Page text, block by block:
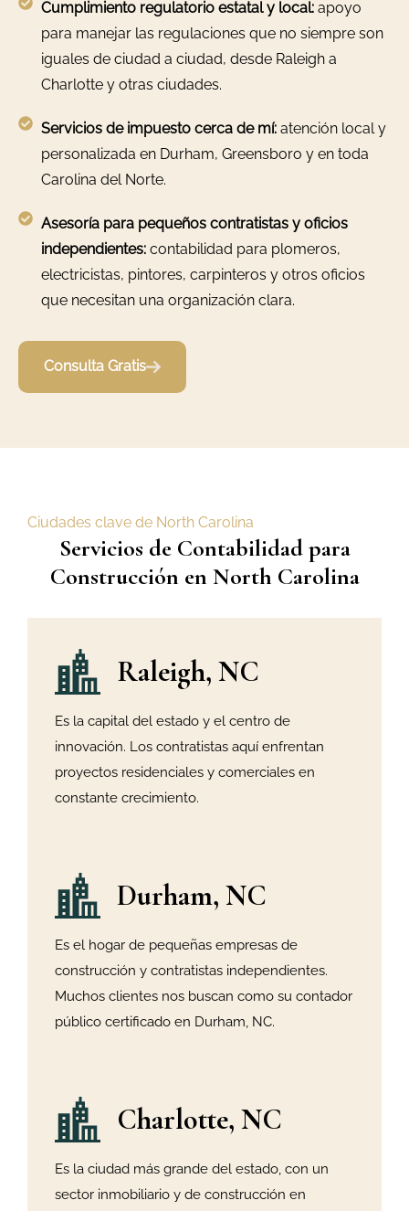
Cumplimiento regulatorio estatal y local: apoyo
para manejar las regulaciones que no siempre son
iguales de ciudad a ciudad, desde Raleigh a
Charlotte y otras ciudades.
Servicios de impuesto cerca de mí: atención local y
personalizada en Durham, Greensboro y en toda
Carolina del Norte.
Asesoría para pequeños contratistas y oficios
independientes: contabilidad para plomeros,
electricistas, pintores, carpinteros y otros oficios
que necesitan una organización clara.
Consulta Gratis
Ciudades clave de North Carolina
Servicios de Contabilidad para
Construcción en North Carolina
Raleigh, NC
Es la capital del estado y el centro de
innovación. Los contratistas aquí enfrentan
proyectos residenciales y comerciales en
constante crecimiento.
Durham, NC
Es el hogar de pequeñas empresas de
construcción y contratistas independientes.
Muchos clientes nos buscan como su contador
público certificado en Durham, NC.
Charlotte, NC
Es la ciudad más grande del estado, con un
sector inmobiliario y de construcción en